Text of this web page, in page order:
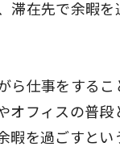
滞在先で余暇を
ら仕事をする
オフィスの普
暇を過ごすとい